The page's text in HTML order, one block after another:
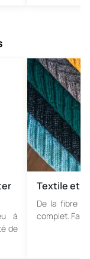
à
de
Textile et
De la fibre
complet.